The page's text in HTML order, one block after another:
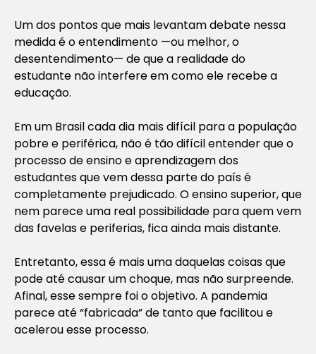
Um dos pontos que mais levantam debate nessa
medida é o entendimento —ou melhor, o
desentendimento— de que a realidade do
estudante não interfere em como ele recebe a
educação.
Em um Brasil cada dia mais difícil para a população
pobre e periférica, não é tão difícil entender que o
processo de ensino e aprendizagem dos
estudantes que vem dessa parte do país é
completamente prejudicado. O ensino superior, que
nem parece uma real possibilidade para quem vem
das favelas e periferias, fica ainda mais distante.
Entretanto, essa é mais uma daquelas coisas que
pode até causar um choque, mas não surpreende.
Afinal, esse sempre foi o objetivo. A pandemia
parece até “fabricada” de tanto que facilitou e
acelerou esse processo.